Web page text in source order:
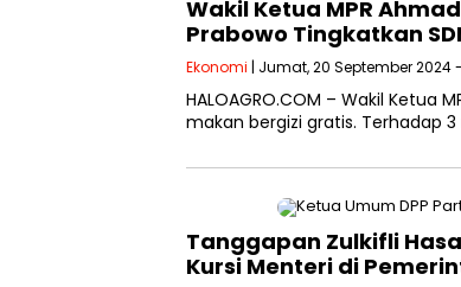
Wakil Ketua MPR
Prabowo Tingkatkan
Ekonomi | Jumat, 20 September 2024
HALOAGRO.COM – Wakil Ketua
makan bergizi gratis. Terhadap 3
Tanggapan Zulkifli
Kursi Menteri di